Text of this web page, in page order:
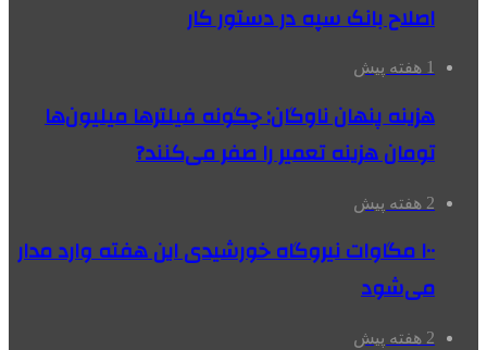
اصلاح بانک سپه در دستور کار
1 هفته پیش
هزینه پنهان ناوگان: چگونه فیلترها میلیون‌ها
تومان هزینه تعمیر را صفر می‌کنند?
2 هفته پیش
۱۰۰ مگاوات نیروگاه‌ خورشیدی این هفته وارد مدار
می‌شود
2 هفته پیش